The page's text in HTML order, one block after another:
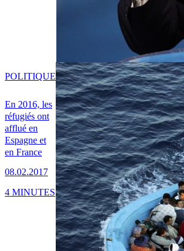
En 2016, les
réfugiés ont
afflué en
Espagne et
en France
08.02.2017
POLITIQUE
4 MINUTES